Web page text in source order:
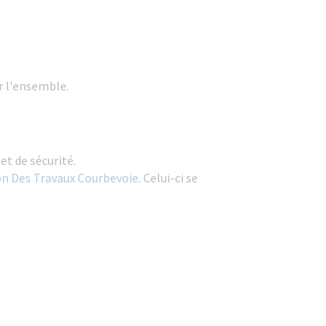
l'ensemble.
de sécurité.
Des Travaux Courbevoie. Celui-ci se